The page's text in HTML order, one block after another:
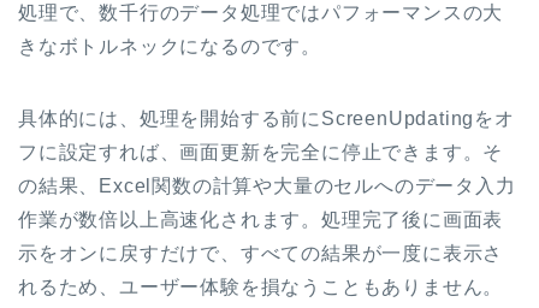
処理で、数千行のデータ処理ではパフォーマンスの大
きなボトルネックになるのです。
具体的には、処理を開始する前にScreenUpdatingをオ
フに設定すれば、画面更新を完全に停止できます。そ
の結果、Excel関数の計算や大量のセルへのデータ入力
作業が数倍以上高速化されます。処理完了後に画面表
示をオンに戻すだけで、すべての結果が一度に表示さ
れるため、ユーザー体験を損なうこともありません。